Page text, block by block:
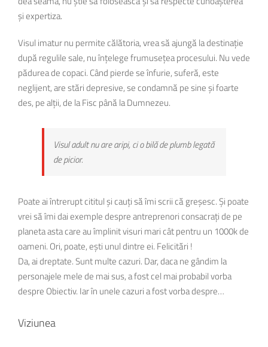
și expertiza.
Visul imatur nu permite călătoria, vrea să ajungă la destinație
după regulile sale, nu înțelege frumusețea procesului. Nu vede
pădurea de copaci. Când pierde se înfurie, suferă, este
neglijent, are stări depresive, se condamnă pe sine și foarte
des, pe alții, de la Fisc până la Dumnezeu.
Visul adult nu are aripi, ci obilăde plumblegată
de picior.
Poate ai întrerupt cititul și cauți să îmi scrii că greșesc. Și poate
vrei să îmi dai exemple despre antreprenori consacrați de pe
planeta asta care au împlinit visuri mari cât pentru un 1000k de
oameni. Ori, poate, ești unul dintre ei. Felicitări !
Da, ai dreptate. Sunt multe cazuri. Dar, daca ne gândim la
personajele mele de mai sus, a fost cel mai probabil vorba
despre Obiectiv. Iar în unele cazuri a fost vorba despre…
Viziunea